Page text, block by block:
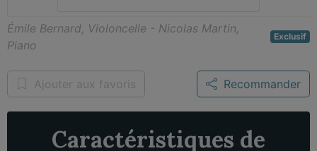
Émile Bernard, Violoncelle - Nicolas Martin,
Piano
Exclusif
Ajouter aux favoris Recommander
Caractéristiques de